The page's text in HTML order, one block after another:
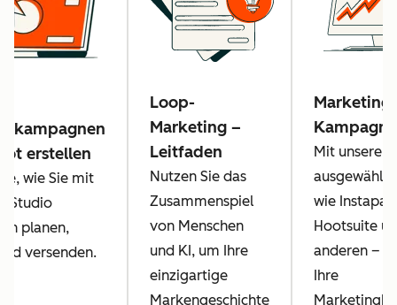
erstellen
wie Sie mit
Studio
planen,
versenden.
Loop-
Marketing –
Leitfaden
Nutzen Sie das
Zusammenspiel
von Menschen
und KI, um Ihre
einzigartige
Markengeschichte
Marketing-
Mit unseren
wie
Hootsuite
anderen –
Ihre